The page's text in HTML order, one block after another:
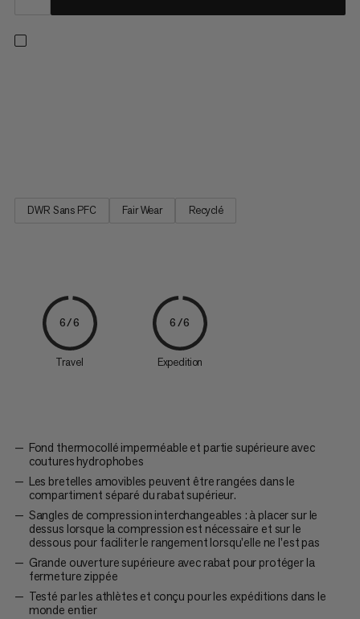
DWR Sans PFC Fair Wear Recyclé
6/6
Travel
6/6
Expedition
Fond thermocollé imperméable et partie supérieure avec
coutures hydrophobes
Les bretelles amovibles peuvent être rangées dans le
compartiment séparé du rabat supérieur.
Sangles de compression interchangeables : à placer sur le
dessus lorsque la compression est nécessaire et sur le
dessous pour faciliter le rangement lorsqu'elle ne l'est pas
Grande ouverture supérieure avec rabat pour protéger la
fermeture zippée
Testé par les athlètes et conçu pour les expéditions dans le
monde entier